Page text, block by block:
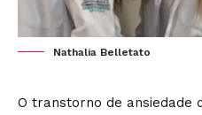
Nathalia Belletato
O transtorno de ansiedade